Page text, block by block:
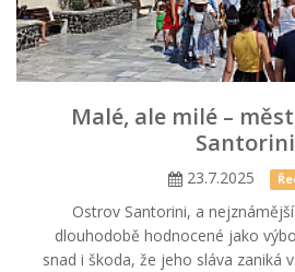
Malé, ale milé –
Santorini
23.7.2025
Ostrov Santorini, a
dlouhodobě hodnocené jako
snad i škoda, že jeho sláva zaniká